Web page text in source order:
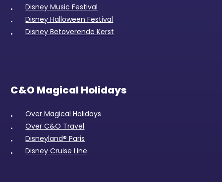
Disney Music Festival
Disney Halloween Festival
Disney Betoverende Kerst
C&O Magical Holidays
Over Magical Holidays
Over C&O Travel
Disneyland® Paris
Disney Cruise Line